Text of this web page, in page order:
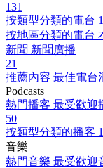
131
按類型分類的電台
按地區分類的電台
新聞 新聞廣播
21
推薦內容 最佳電台
Podcasts
熱門播客 最受歡迎
50
按類型分類的播客
音樂
熱門音樂 最受歡迎